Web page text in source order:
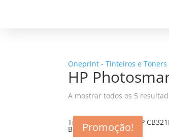
Oneprint - Tinteiros e
HP
A mostrar todos os 5
Promoção!
Tinteiro compativel HP
BK (364XL)